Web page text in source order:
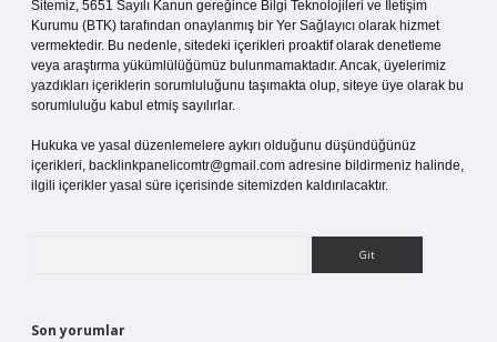
Sitemiz, 5651 Sayılı Kanun gereğince Bilgi Teknolojileri ve İletişim
Kurumu (BTK) tarafından onaylanmış bir Yer Sağlayıcı olarak hizmet
vermektedir. Bu nedenle, sitedeki içerikleri proaktif olarak denetleme
veya araştırma yükümlülüğümüz bulunmamaktadır. Ancak, üyelerimiz
yazdıkları içeriklerin sorumluluğunu taşımakta olup, siteye üye olarak bu
sorumluluğu kabul etmiş sayılırlar.
Hukuka ve yasal düzenlemelere aykırı olduğunu düşündüğünüz
içerikleri, backlinkpanelicomtr@gmail.com adresine bildirmeniz halinde,
ilgili içerikler yasal süre içerisinde sitemizden kaldırılacaktır.
Son yorumlar